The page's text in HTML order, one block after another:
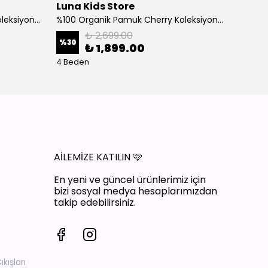
%100 Organik Pamuk Cherry Koleksiyon 3'lü Takım Bordo
Luna Kids Store
%100 Organik Pamuk Cherry Koleksiyon 3'lü Takım Ekru
%30 ₺ 2,699.00
₺ 1,899.00
4 Beden
AİLEMİZE KATILIN🩷
En yeni ve güncel ürünlerimiz için
bizi sosyal medya hesaplarımızdan
takip edebilirsiniz.